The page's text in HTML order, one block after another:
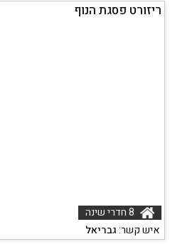
ריזורט פסגת הנוף
איש קשר:גבריאל